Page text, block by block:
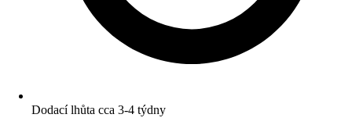
Dodací lhůta cca 3-4 týdny